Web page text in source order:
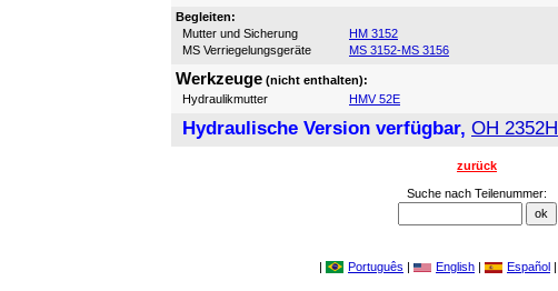
Begleiten:
Mutter und Sicherung
HM 3152
MS Verriegelungsgeräte
MS 3152-MS 3156
Werkzeuge (nicht enthalten):
Hydraulikmutter
HMV 52E
Hydraulische Version verfügbar, OH 2352H
zurück
Suche nach Teilenummer:
| Português | English | Español |